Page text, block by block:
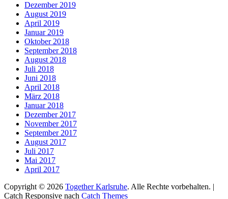
Dezember 2019
August 2019
April 2019
Januar 2019
Oktober 2018
September 2018
August 2018
Juli 2018
Juni 2018
April 2018
März 2018
Januar 2018
Dezember 2017
November 2017
September 2017
August 2017
Juli 2017
Mai 2017
April 2017
Copyright © 2026 Together Karlsruhe. Alle Rechte vorbehalten. |
Catch Responsive nach Catch Themes